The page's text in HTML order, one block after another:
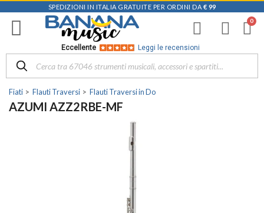
SPEDIZIONI IN ITALIA GRATUITE PER ORDINI DA € 99
Eccellente Leggi le recensioni
Fiati Flauti Traversi Flauti Traversi in Do
AZUMI AZZ2RBE-MF